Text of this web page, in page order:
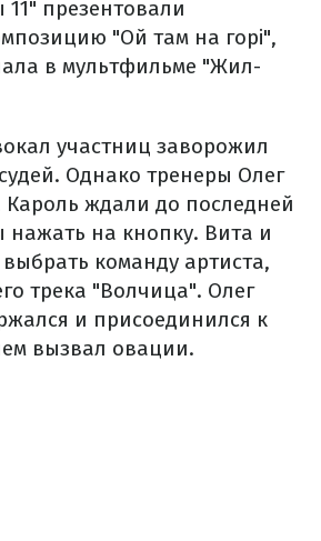
11" презентовали
"Ой там на горі",
в мультфильме "Жил-
участниц заворожил
Однако тренеры Олег
ждали до последней
нажать на кнопку. Вита и
команду артиста,
трека "Волчица". Олег
и присоединился к
вызвал овации.